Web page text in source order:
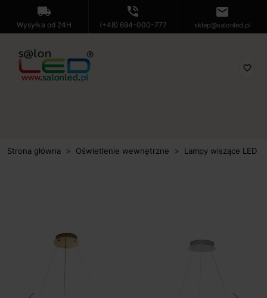
local_shipping
Wysyłka od 24H
phone_in_talk
(+48) 694-000-777
mail
sklep@salonled.pl
favorite_border
Strona główna Oświetlenie wewnętrzne Lampy wiszące LED